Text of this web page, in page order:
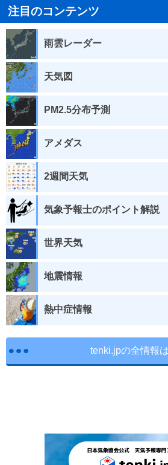
注目のコンテンツ
雨雲レーダー
天気図
PM2.5分布予測
アメダス
2週間天気
気象予報士のポイント解説
世界天気
地震情報
熱中症情報
tenki.jpの全情報